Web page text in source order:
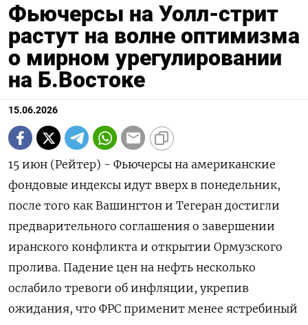
Фьючерсы на Уолл-стрит
растут на волне оптимизма
о мирном урегулировании
на Б.Востоке
15.06.2026
15 июн (Рейтер) - Фьючерсы на американские
фондовые индексы идут ‌вверх в понедельник,
после того как ​Вашингтон ​и Тегеран достигли ​
предварительного соглашения ⁠о ‌завершении
иранского конфликта ‌и открытии Ормузского
пролива. Падение ​цен на ‌нефть несколько
ослабило ​тревоги об инфляции, ‌укрепив
ожидания, что ФРС применит менее ястребиный